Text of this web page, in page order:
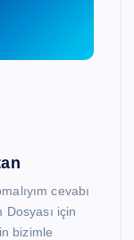
cevabı
için
bizimle